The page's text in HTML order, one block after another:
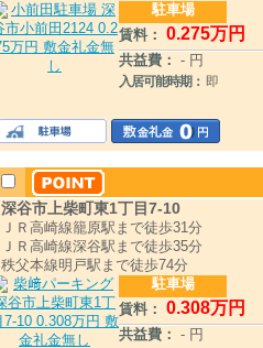
駐車場
賃料： 0.275万円
共益費： - 円
入居可能時期： 即
深谷市上柴町東1丁目7-10
ＪＲ高崎線籠原駅まで徒歩31分
ＪＲ高崎線深谷駅まで徒歩35分
秩父本線明戸駅まで徒歩74分
駐車場
賃料： 0.308万円
共益費： - 円